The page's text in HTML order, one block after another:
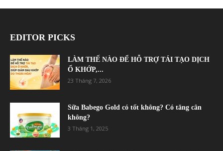
EDITOR PICKS
LÀM THẾ NÀO ĐỂ HỖ TRỢ TÁI TẠO DỊCH
Ổ KHỚP,...
23 Tháng 7, 2026
Sữa Babego Gold có tốt không? Có tăng cân
không?
3 Tháng 1, 2025